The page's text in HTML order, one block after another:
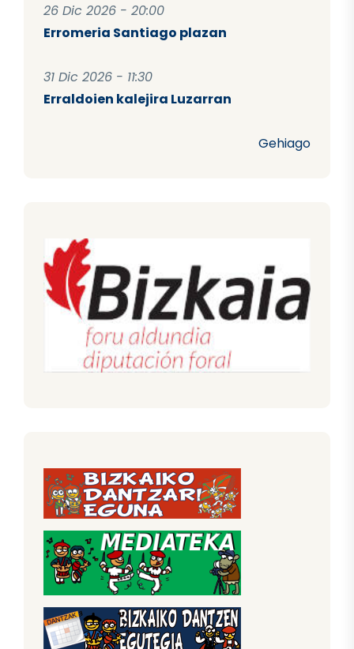
26 Dic 2026 - 20:00
Erromeria Santiago plazan
31 Dic 2026 - 11:30
Erraldoien kalejira Luzarran
Gehiago